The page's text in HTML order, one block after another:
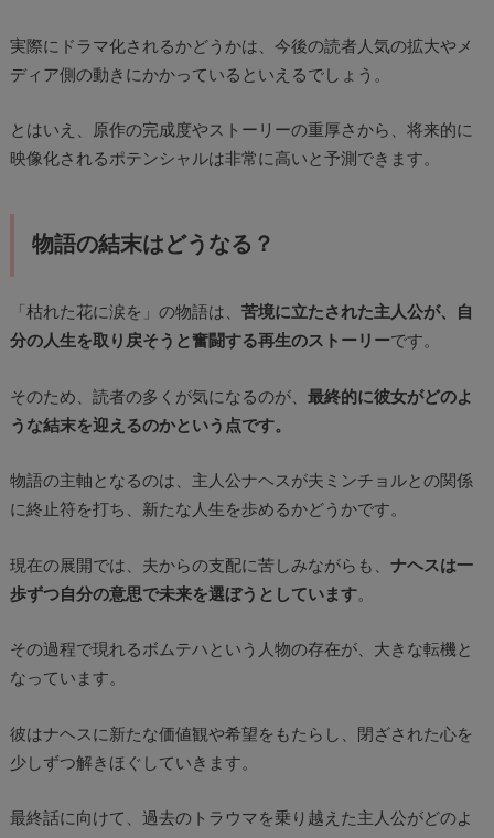
実際にドラマ化されるかどうかは、今後の読者人気の拡大やメ
ディア側の動きにかかっているといえるでしょう。
とはいえ、原作の完成度やストーリーの重厚さから、将来的に
映像化されるポテンシャルは非常に高いと予測できます。
物語の結末はどうなる？
「枯れた花に涙を」の物語は、 苦境に立たされた主人公が、自
分の人生を取り戻そうと奮闘する再生のストーリーです。
そのため、読者の多くが気になるのが、 最終的に彼女がどのよ
うな結末を迎えるのかという点です。
物語の主軸となるのは、主人公ナヘスが夫ミンチョルとの関係
に終止符を打ち、新たな人生を歩めるかどうかです。
現在の展開では、夫からの支配に苦しみながらも、 ナヘスは一
歩ずつ自分の意思で未来を選ぼうとしています。
その過程で現れるボムテハという人物の存在が、大きな転機と
なっています。
彼はナヘスに新たな価値観や希望をもたらし、閉ざされた心を
少しずつ解きほぐしていきます。
最終話に向けて、過去のトラウマを乗り越えた主人公がどのよ